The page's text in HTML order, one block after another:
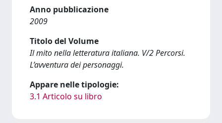
Anno pubblicazione
2009
Titolo del Volume
Il mito nella letteratura italiana. V/2 Percorsi.
L’avventura dei personaggi.
Appare nelle tipologie:
3.1 Articolo su libro